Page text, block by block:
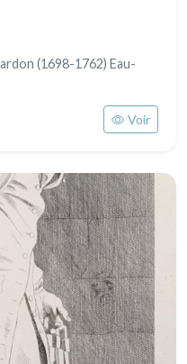
(1698-1762) Eau-
Voir